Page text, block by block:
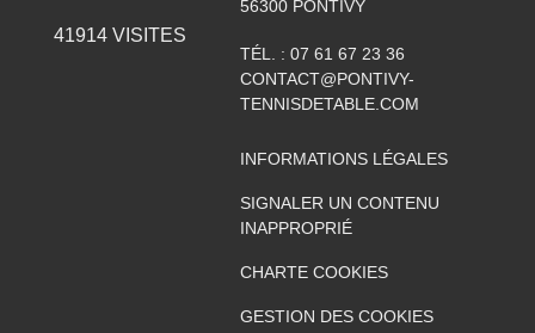
41914VISITES
56300 PONTIVY
TÉL. : 07 61 67 23 36
CONTACT@PONTIVY-
TENNISDETABLE.COM
INFORMATIONS LÉGALES
SIGNALER UN CONTENU
INAPPROPRIÉ
CHARTE COOKIES
GESTION DES COOKIES